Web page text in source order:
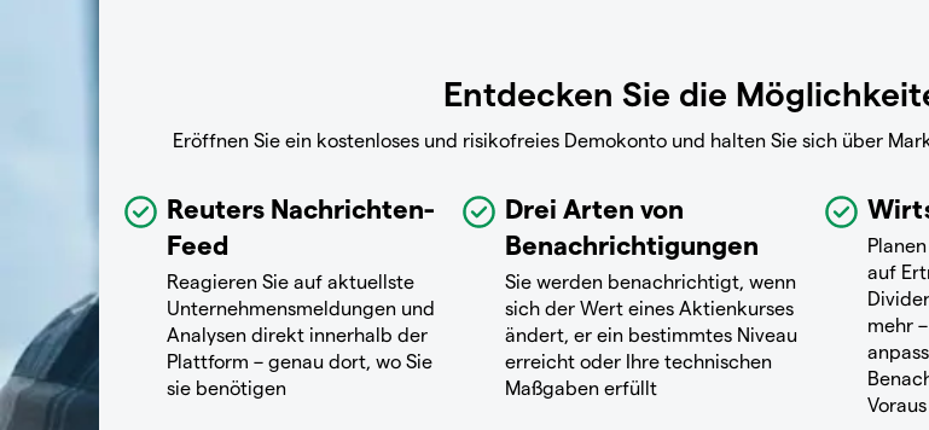
Entdecken Sie die
Eröffnen Sie ein kostenloses und risikofreies Demokonto und halten Sie sich über
Reuters Nachrichten-
Feed
Reagieren Sie auf aktuellste
Unternehmensmeldungen und
Analysen direkt innerhalb der
Plattform – genau dort, wo Sie
sie benötigen
Drei Arten von
Benachrichtigungen
Sie werden benachrichtigt, wenn
sich der Wert eines Aktienkurses
ändert, er ein bestimmtes Niveau
erreicht oder Ihre technischen
Maßgaben erfüllt
auf
mehr